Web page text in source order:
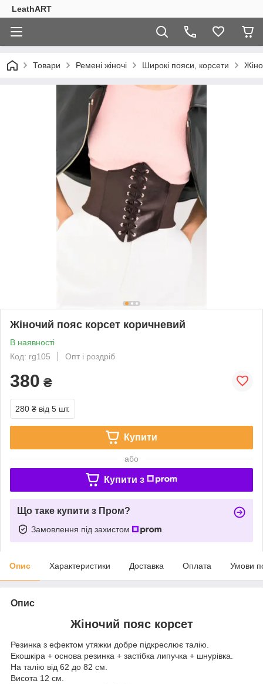
LeathART
Товари Ремені жіночі Широкі пояси, корсети
Жіночий пояс корсет коричневий
В наявності
Код: rg105
Опт і роздріб
380 ₴
280 ₴ від 5 шт.
Купити
або
Купити з
Що таке купити з Пром?
Замовлення під захистом
Опис Характеристики Доставка Оплата Умови
Опис
Жіночий пояс корсет
Резинка з ефектом утяжки добре підкреслює талію.
Екошкіра + основа резинка + застібка липучка + шнурівка.
На талію від 62 до 82 см.
Висота 12 см.